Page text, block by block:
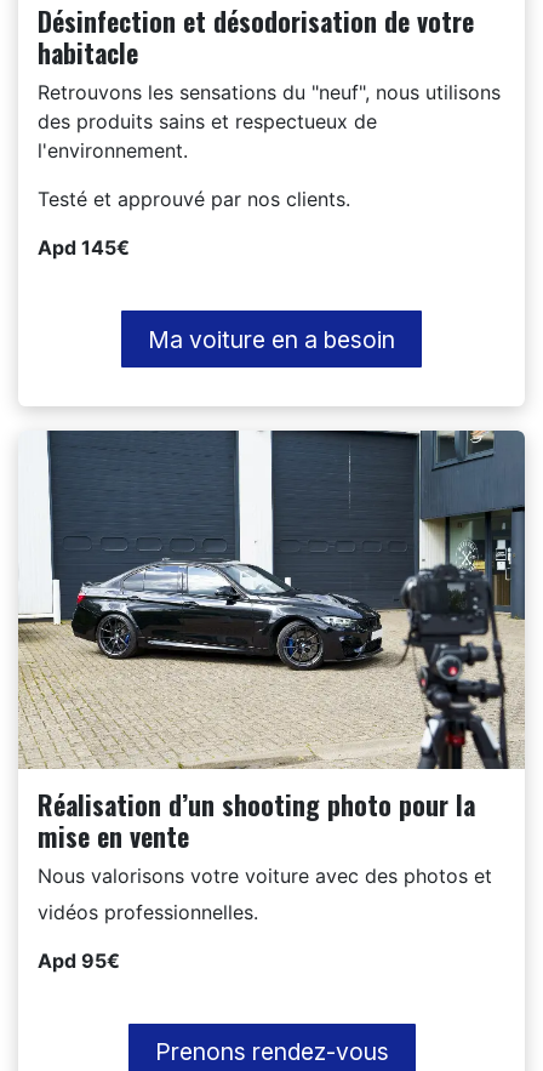
Désinfection et désodorisation de votre
habitacle
Retrouvons les sensations du "neuf", nous utilisons
des produits sains et respectueux de
l'environnement.
Testé et approuvé par nos clients.
Apd 145€
Ma voiture en a besoin
Réalisation d’un shooting photo pour la
mise en vente
Nous valorisons votre voiture avec des photos et
vidéos professionnelles.
Apd 95€
Prenons rendez-vous